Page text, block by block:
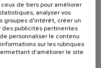
de tiers pour améliorer
analyser vos
d’intérêt, créer un
des publicités pertinentes
personnaliser le contenu
sur les rubriques
d’améliorer le site